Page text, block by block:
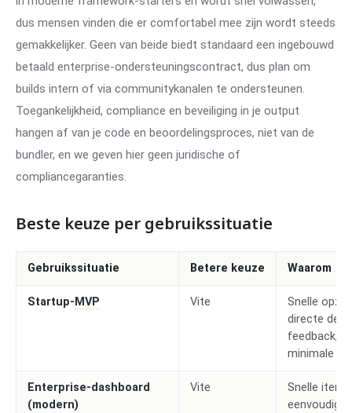
dus mensen vinden die er comfortabel mee zijn wordt steeds
gemakkelijker. Geen van beide biedt standaard een ingebouwd
betaald enterprise-ondersteuningscontract, dus plan om
builds intern of via communitykanalen te ondersteunen.
Toegankelijkheid, compliance en beveiliging in je output
hangen af van je code en beoordelingsproces, niet van de
bundler, en we geven hier geen juridische of
compliancegaranties.
Beste keuze per gebruikssituatie
Gebruikssituatie Betere keuze Waarom
Startup-MVP Vite
Snelle
directe dev-
feedback,
minimale
Enterprise-dashboard
(modern)
Vite
Snelle
eenvoudige